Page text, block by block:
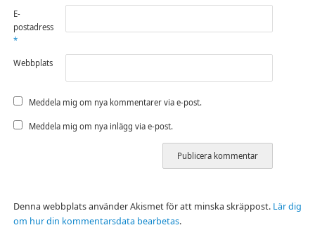
E-
postadress
*
Webbplats
Meddela mig om nya kommentarer via e-post.
Meddela mig om nya inlägg via e-post.
Denna webbplats använder Akismet för att minska skräppost. Lär dig
om hur din kommentarsdata bearbetas.